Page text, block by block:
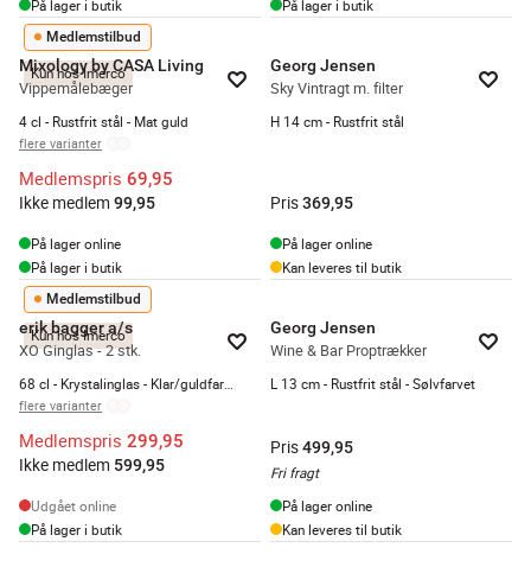
På lager i butik
På lager i butik
Kun hos Imerco
Medlemstilbud
Mixology by CASA Living
Vippemålebæger
4 cl - Rustfrit stål - Mat guld
flere varianter
Medlemspris 69,95
Ikke medlem 99,95
På lager online
På lager i butik
Georg Jensen
Sky Vintragt m. filter
H 14 cm - Rustfrit stål
Pris369,95
På lager online
Kan leveres til butik
Kun hos Imerco
Medlemstilbud
erik bagger a/s
XO Ginglas - 2 stk.
flere varianter
Medlemspris 299,95
Ikke medlem 599,95
Udgået online
På lager i butik
Georg Jensen
Wine & Bar Proptrækker
L 13 cm - Rustfrit stål - Sølvfarvet
Pris499,95
Fri fragt
På lager online
Kan leveres til butik